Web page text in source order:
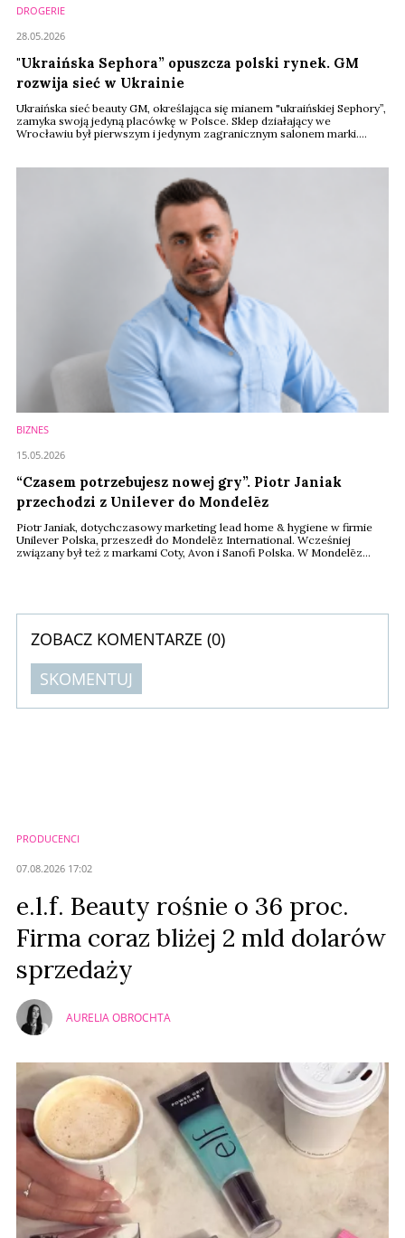
DROGERIE
"Ukraińska Sephora” opuszcza polski rynek. GM
rozwija sieć w Ukrainie
Ukraińska sieć beauty GM, określająca się mianem "ukraińskiej Sephory”,
zamyka swoją jedyną placówkę w Polsce. Sklep działający we
Wrocławiu był pierwszym i jedynym zagranicznym salonem marki.
28.05.2026
BIZNES
“Czasem potrzebujesz nowej gry”. Piotr Janiak
przechodzi z Unilever do Mondelēz
Piotr Janiak, dotychczasowy marketing lead home & hygiene w firmie
Unilever Polska, przeszedł do Mondelēz International. Wcześniej
związany był też z markami Coty, Avon i Sanofi Polska. W Mondelēz
15.05.2026
ZOBACZ KOMENTARZE (0)
SKOMENTUJ
PRODUCENCI
07.08.2026 17:02
e.l.f. Beauty rośnie o 36 proc.
Firma coraz bliżej 2 mld dolarów
sprzedaży
AURELIA OBROCHTA